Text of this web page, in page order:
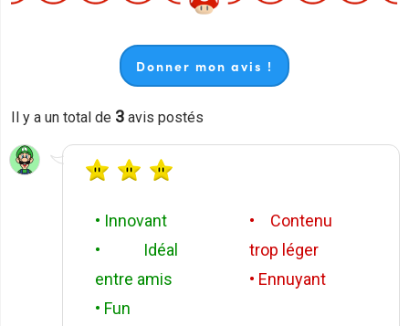
Donner mon avis !
Il y a un total de 3 avis postés
• Innovant
• Idéal
entre amis
• Fun
• Contenu
trop léger
• Ennuyant